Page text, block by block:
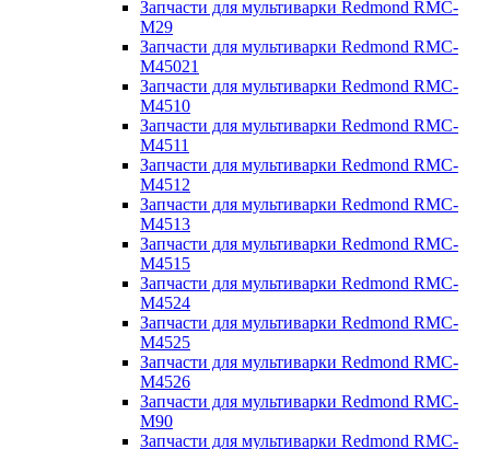
Запчасти для мультиварки Redmond RMC-
M29
Запчасти для мультиварки Redmond RMC-
M45021
Запчасти для мультиварки Redmond RMC-
M4510
Запчасти для мультиварки Redmond RMC-
M4511
Запчасти для мультиварки Redmond RMC-
M4512
Запчасти для мультиварки Redmond RMC-
M4513
Запчасти для мультиварки Redmond RMC-
M4515
Запчасти для мультиварки Redmond RMC-
M4524
Запчасти для мультиварки Redmond RMC-
M4525
Запчасти для мультиварки Redmond RMC-
M4526
Запчасти для мультиварки Redmond RMC-
M90
Запчасти для мультиварки Redmond RMC-